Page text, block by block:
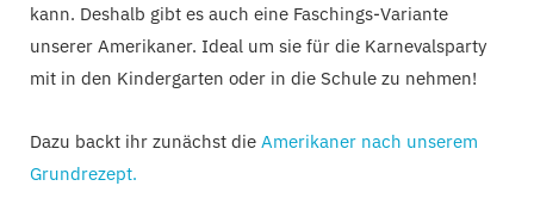
kann. Deshalb gibt es auch eine Faschings-Variante
unserer Amerikaner. Ideal um sie für die Karnevalsparty
mit in den Kindergarten oder in die Schule zu nehmen!
Dazu backt ihr zunächst die Amerikaner nach unserem
Grundrezept.